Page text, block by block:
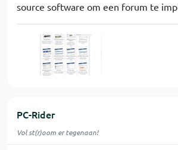
source software om een forum te
PC-Rider
Vol st(r)oom er tegenaan!